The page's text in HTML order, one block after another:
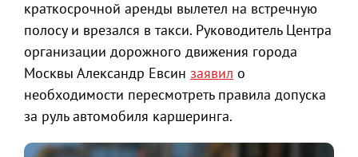
краткосрочной аренды вылетел на встречную
полосу и врезался в такси. Руководитель Центра
организации дорожного движения города
Москвы Александр Евсин заявил о
необходимости пересмотреть правила допуска
за руль автомобиля каршеринга.